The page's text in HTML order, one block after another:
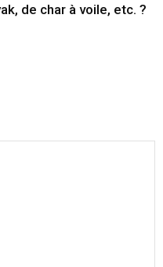
de char à voile, etc. ?